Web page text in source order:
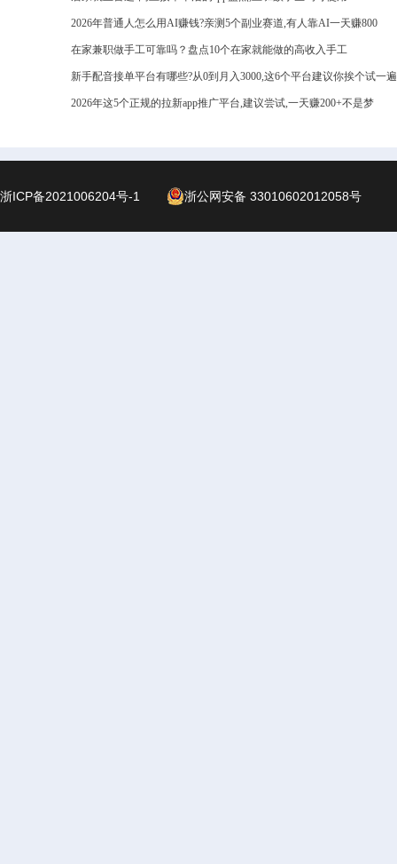
2026年普通人怎么用AI赚钱?亲测5个副业赛道,有人靠AI一天赚800
在家兼职做手工可靠吗？盘点10个在家就能做的高收入手工
新手配音接单平台有哪些?从0到月入3000,这6个平台建议你挨个试一遍
2026年这5个正规的拉新app推广平台,建议尝试,一天赚200+不是梦
浙ICP备2021006204号-1 浙公网安备 33010602012058号